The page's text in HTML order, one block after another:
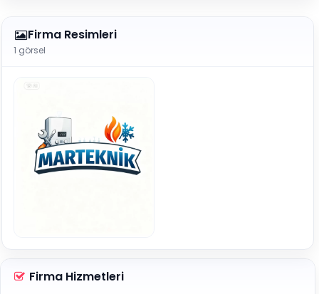
Firma Resimleri
1 görsel
Firma Hizmetleri